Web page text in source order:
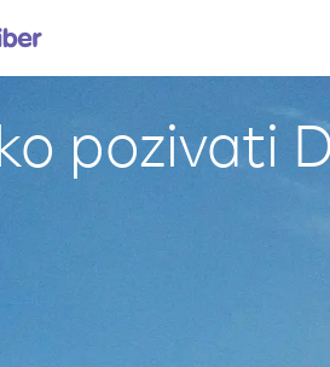
pozivati